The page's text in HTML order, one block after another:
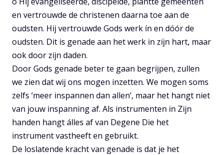
en vertrouwde de christenen daarna toe aan de
oudsten. Hij vertrouwde Gods werk ín en dóór de
oudsten. Dit is genade aan het werk in zijn hart, maar
ook door zijn daden.
Door Gods genade beter te gaan begrijpen, zullen
we zien dat wij ons mogen inzetten. We mogen soms
zelfs ‘meer inspannen dan allen’, maar het hangt niet
van jouw inspanning af. Als instrumenten in Zijn
handen hangt álles af van Degene Die het
instrument vastheeft en gebruikt.
De loslatende kracht van genade is dat je het